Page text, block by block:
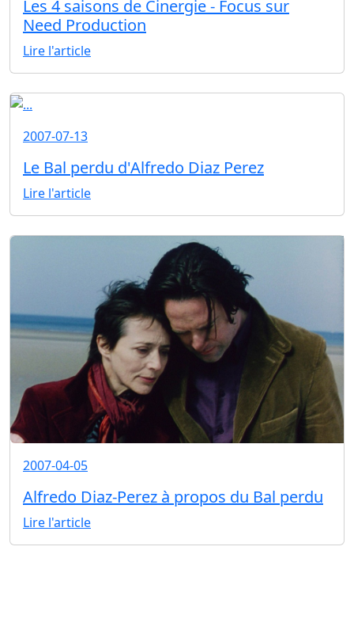
Les 4 saisons de Cinergie - Focus sur
Need Production
Lire l'article
2007-07-13
Le Bal perdu d'Alfredo Diaz Perez
Lire l'article
2007-04-05
Alfredo Diaz-Perez à propos du Bal perdu
Lire l'article